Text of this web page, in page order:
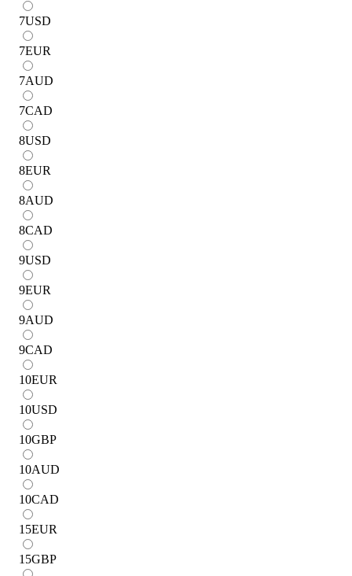
7USD
7EUR
7AUD
7CAD
8USD
8EUR
8AUD
8CAD
9USD
9EUR
9AUD
9CAD
10EUR
10USD
10GBP
10AUD
10CAD
15EUR
15GBP